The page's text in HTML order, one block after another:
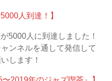
人到達！】
5000人に到達しました！
ンネルを通して発信して
します！